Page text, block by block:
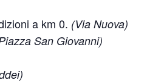
a km 0. (Via Nuova)
San Giovanni)